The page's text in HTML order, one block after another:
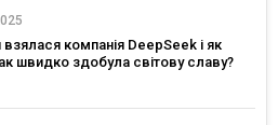
взялася компанія DeepSeek і як
швидко здобула світову славу?